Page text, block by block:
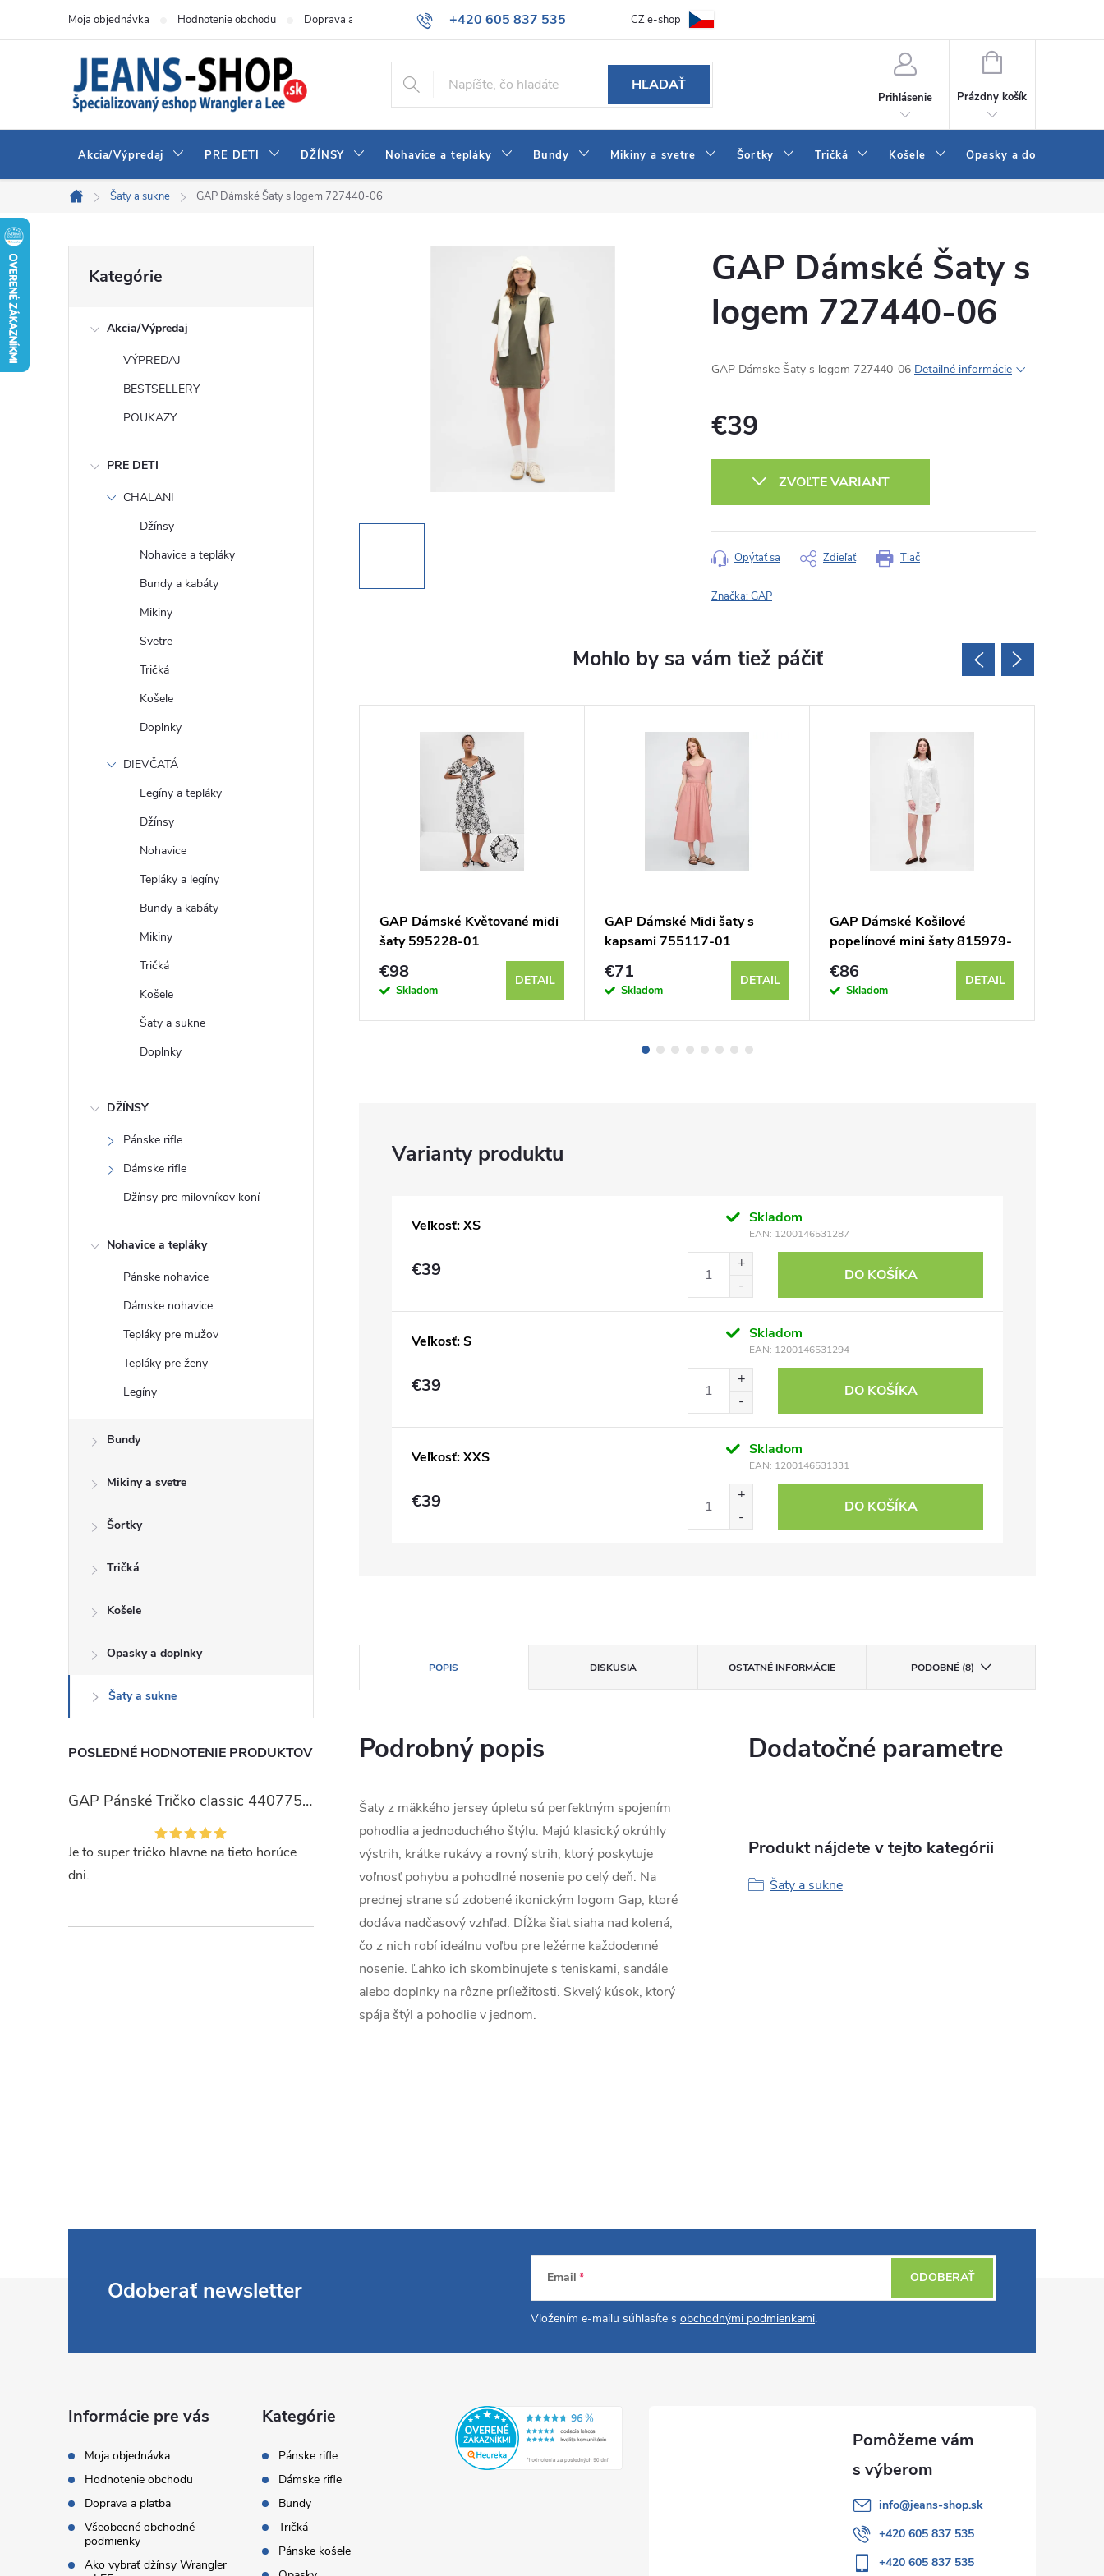
+420 605 837 535
info@jeans-shop.sk
Moja objednávka Hodnotenie obchodu Doprava a platba Všeobecné obchodné podmienky Ako vybrať džínsy Wrangler a LEE
CZ e-shop
HĽADAŤ
Prihlásenie
NÁKUPNÝ
Prázdny košík
Akcia/Výpredaj PRE DETI DŽÍNSY Nohavice a tepláky Bundy Mikiny a svetre Šortky Tričká Košele Opasky a doplnky
Domov
Šaty a sukne GAP Dámské Šaty s logem 727440-06
kategórie
Kategórie
Akcia/Výpredaj
VÝPREDAJ
BESTSELLERY
POUKAZY
PRE DETI
CHALANI
Džínsy
Nohavice a tepláky
Bundy a kabáty
Mikiny
Svetre
Tričká
Košele
Doplnky
DIEVČATÁ
Legíny a tepláky
Džínsy
Nohavice
Tepláky a legíny
Bundy a kabáty
Mikiny
Tričká
Košele
Šaty a sukne
Doplnky
DŽÍNSY
Pánske rifle
Dámske rifle
Džínsy pre milovníkov koní
Nohavice a tepláky
Pánske nohavice
Dámske nohavice
Tepláky pre mužov
Tepláky pre ženy
Legíny
Bundy
Mikiny a svetre
Šortky
Tričká
Košele
Opasky a doplnky
Šaty a sukne
POSLEDNÉ HODNOTENIE PRODUKTOV
GAP Pánské Tričko classic 440775-00
Je to super tričko hlavne na tieto horúce
dni.
GAP Dámské Šaty s
logem 727440-06
GAP Dámske Šaty s logom 727440-06 Detailné informácie
€39
ZVOĽTE VARIANT
Tlač
Opýtať sa Zdieľať
Značka:GAP
Veľkosť: XS Skladom
EAN: 1200146531287
€39 DO KOŠÍKA
Veľkosť: S Skladom
EAN: 1200146531294
€39 DO KOŠÍKA
Veľkosť: XXS Skladom
EAN: 1200146531331
€39 DO KOŠÍKA
POPIS DISKUSIA OSTATNÉ INFORMÁCIE PODOBNÉ (8)
Podrobný popis
Šaty z mäkkého jersey úpletu sú perfektným spojením
pohodlia a jednoduchého štýlu. Majú klasický okrúhly
výstrih, krátke rukávy a rovný strih, ktorý poskytuje
voľnosť pohybu a pohodlné nosenie po celý deň. Na
prednej strane sú zdobené ikonickým logom Gap, ktoré
dodáva nadčasový vzhľad. Dĺžka šiat siaha nad kolená,
čo z nich robí ideálnu voľbu pre ležérne každodenné
nosenie. Ľahko ich skombinujete s teniskami, sandále
alebo doplnky na rôzne príležitosti. Skvelý kúsok, ktorý
spája štýl a pohodlie v jednom.
Dodatočné parametre
Produkt nájdete v tejto kategórii
Šaty a sukne
šaty 798958-03
€59
Skladom
GAP Dámské Květované midi
šaty 595228-01
€98
Skladom
DETAIL
GAP Dámské Midi šaty s
kapsami 755117-01
€71
Skladom
DETAIL
GAP Dámské Košilové
popelínové mini šaty 815979-
00
€86
Skladom
DETAIL
Odoberať newsletter Email
Vložením e-mailu súhlasíte s obchodnými podmienkami.
ODOBERAŤ
Informácie pre vás
Moja objednávka
Hodnotenie obchodu
Doprava a platba
Všeobecné obchodné
podmienky
Ako vybrať džínsy Wrangler
Kategórie
Pánske rifle
Dámske rifle
Bundy
Tričká
Pánske košele
info@jeans-shop.sk
+420 605 837 535
+420 605 837 535